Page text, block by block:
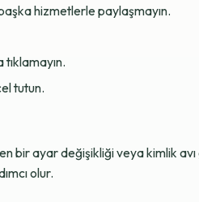
hizmetlerle paylaşmayın.
tutun.
bir ayar değişikliği veya kimlik
olur.